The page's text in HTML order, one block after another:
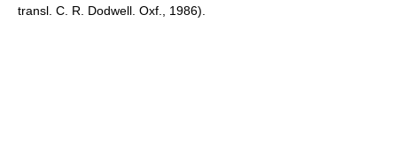
transl. C. R. Dodwell. Oxf., 1986).